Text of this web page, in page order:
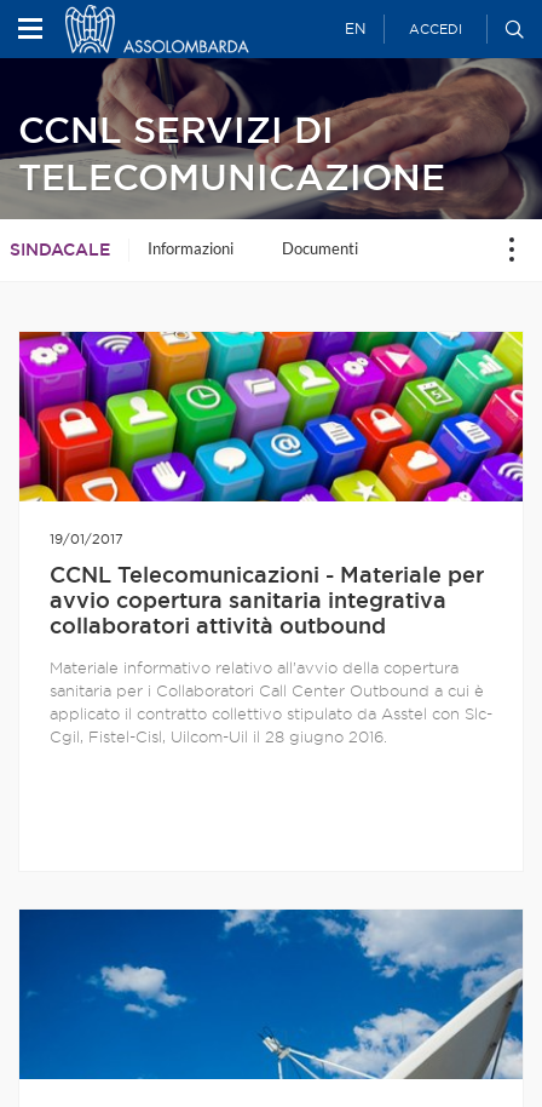
EN ACCEDI
CCNL SERVIZI DI
TELECOMUNICAZIONE
SINDACALE Informazioni Documenti
19/01/2017
CCNL Telecomunicazioni - Materiale per
avvio copertura sanitaria integrativa
collaboratori attività outbound
Materiale informativo relativo all’avvio della copertura
sanitaria per i Collaboratori Call Center Outbound a cui è
applicato il contratto collettivo stipulato da Asstel con Slc-
Cgil, Fistel-Cisl, Uilcom-Uil il 28 giugno 2016.